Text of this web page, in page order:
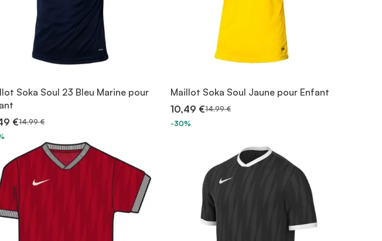
Soka Soul 23 Bleu Marine pour
€14,99 €
Maillot Soka Soul Jaune pour Enfant
10,49 €14,99 €
-30%